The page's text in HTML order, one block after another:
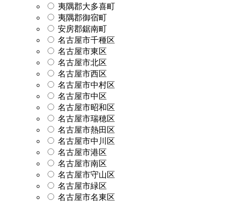
夷隅郡大多喜町
夷隅郡御宿町
安房郡鋸南町
名古屋市千種区
名古屋市東区
名古屋市北区
名古屋市西区
名古屋市中村区
名古屋市中区
名古屋市昭和区
名古屋市瑞穂区
名古屋市熱田区
名古屋市中川区
名古屋市港区
名古屋市南区
名古屋市守山区
名古屋市緑区
名古屋市名東区